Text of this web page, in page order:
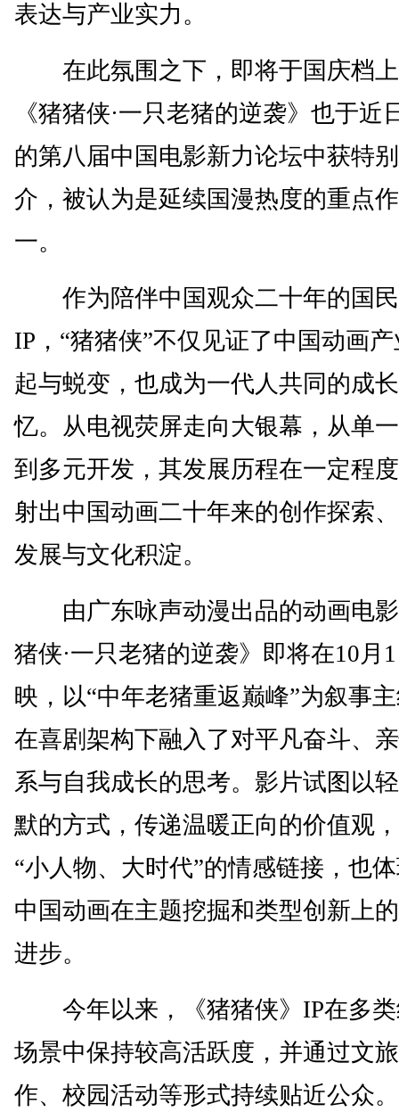
表达与产业实力。
在此氛围之下，即将于国庆档
《猪猪侠·一只老猪的逆袭》也于近
的第八届中国电影新力论坛中获特
介，被认为是延续国漫热度的重点
一。
作为陪伴中国观众二十年的国
IP，“猪猪侠”不仅见证了中国动画
起与蜕变，也成为一代人共同的成
忆。从电视荧屏走向大银幕，从单
到多元开发，其发展历程在一定程
射出中国动画二十年来的创作探索
发展与文化积淀。
由广东咏声动漫出品的动画电
猪侠·一只老猪的逆袭》即将在10月
映，以“中年老猪重返巅峰”为叙事
在喜剧架构下融入了对平凡奋斗、
系与自我成长的思考。影片试图以
默的方式，传递温暖正向的价值观
“小人物、大时代”的情感链接，也
中国动画在主题挖掘和类型创新上
进步。
今年以来，《猪猪侠》IP在多类
场景中保持较高活跃度，并通过文
作、校园活动等形式持续贴近公众